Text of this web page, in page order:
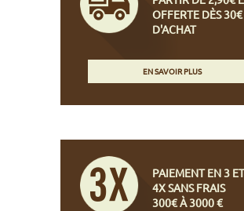
OFFERTE DÈS 30€
D'ACHAT
EN SAVOIR PLUS
PAIEMENT EN 3 ET
4X SANS FRAIS
300€ À 3000 €